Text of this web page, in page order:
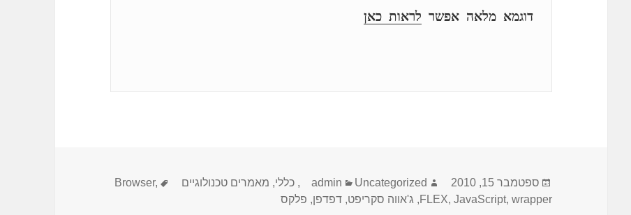
דוגמא מלאה אפשר לראות כאן
פורסם
בתאריך
ספטמבר 15, 2010 מחבר admin
קטגוריות Uncategorized
,כללי, מאמרים טכנולוגיים תגיות
Browser,
FLEX, JavaScript, wrapper
, ג'אווה סקריפט,דפדפן, פלקס